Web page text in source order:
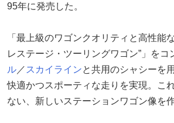
95年に発売した。
「最上級のワゴンクオリティと高性能
レステージ・ツーリングワゴン”」をコ
ル ／ スカイラインと共用のシャシーを
快適かつスポーティな走りを実現。こ
ない、新しいステーションワゴン像を